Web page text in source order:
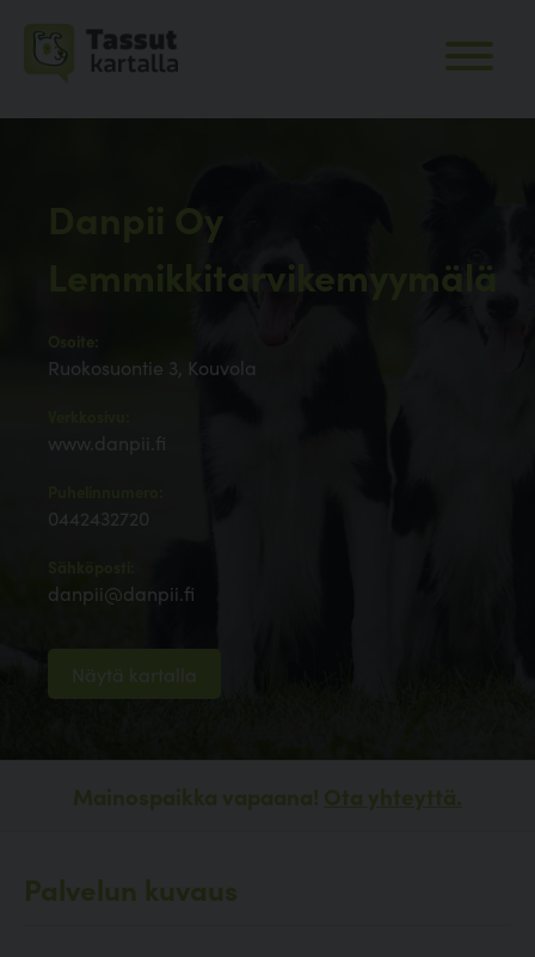
Danpii Oy
Lemmikkitarvikemyymälä
Osoite:
Ruokosuontie 3, Kouvola
www.danpii.fi
0442432720
danpii@danpii.fi
Näytä kartalla
Mainospaikka vapaana! Ota yhteyttä.
Palvelun kuvaus